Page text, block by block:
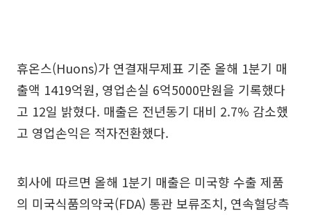
휴온스(Huons)가 연결재무제표 기준 올해 1분기 매
출액 1419억원, 영업손실 6억5000만원을 기록했다
고 12일 밝혔다. 매출은 전년동기 대비 2.7% 감소했
고 영업손익은 적자전환했다.
회사에 따르면 올해 1분기 매출은 미국향 수출 제품
의 미국식품의약국(FDA) 통관 보류조치, 연속혈당측